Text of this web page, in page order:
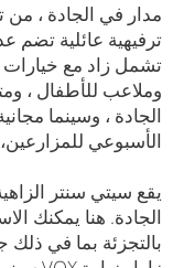
مدار في الجادة ،
ترفيهية عائلية تضم
تشمل زاد مع خيارات
وملاعب للأطفال ،
الجادة ، وسينما
الأسبوعي
بالتجزئة بما في ذلك